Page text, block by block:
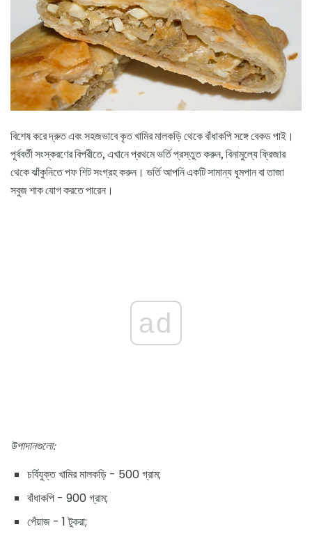
বিশেষ করে দ্রুত এবং সহজভাবে কৃত খামির মালকড়ি থেকে বাঁধাকপি সঙ্গে বেকড পাই।
পূর্ববর্তী সংস্করণের বিপরীতে, এখানে প্রথমে ভর্তি প্রস্তুত করুন, বিনামুল্যে ফ্রিজার
থেকে ঝাঁকুনিতে পফ শিট সংগ্রহ করুন। ভর্তি আপনি একটি সামান্য ধূমপান বা তাজা
সবুজ শাক যোগ করতে পারেন।
ad
উপাদানগুলো:
চর্বিযুক্ত খামির মালকড়ি - 500 গ্রাম;
বাঁধাকপি - 900 গ্রাম;
পেঁয়াজ - 1 টুকরা;